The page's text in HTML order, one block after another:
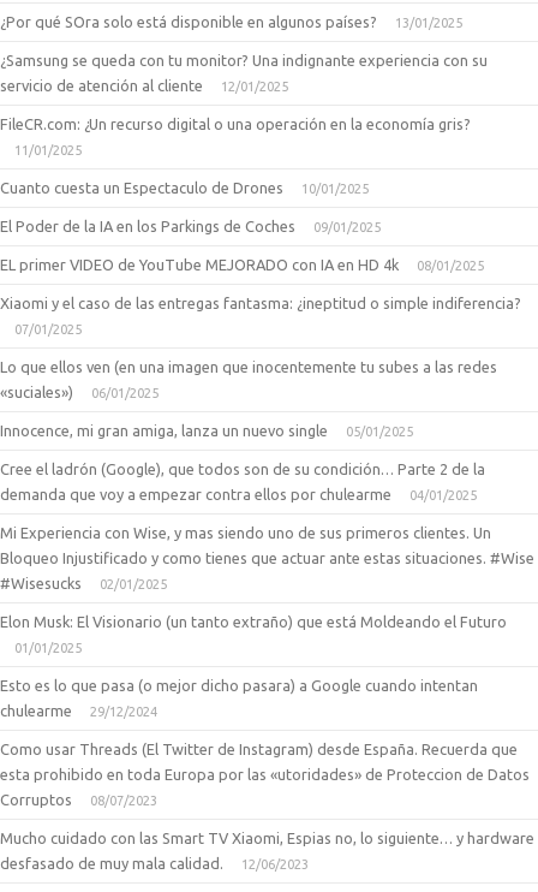
¿Por qué SOra solo está disponible en algunos países? 13/01/2025
¿Samsung se queda con tu monitor? Una indignante experiencia con su
servicio de atención al cliente
12/01/2025
FileCR.com: ¿Un recurso digital o una operación en la economía gris?
11/01/2025
Cuanto cuesta un Espectaculo de Drones 10/01/2025
El Poder de la IA en los Parkings de Coches 09/01/2025
EL primer VIDEO de YouTube MEJORADO con IA en HD 4k 08/01/2025
Xiaomi y el caso de las entregas fantasma: ¿ineptitud o simple indiferencia?
07/01/2025
Lo que ellos ven (en una imagen que inocentemente tu subes a las redes
«suciales»)
06/01/2025
Innocence, mi gran amiga, lanza un nuevo single 05/01/2025
Cree el ladrón (Google), que todos son de su condición… Parte 2 de la
demanda que voy a empezar contra ellos por chulearme
04/01/2025
Mi Experiencia con Wise, y mas siendo uno de sus primeros clientes. Un
Bloqueo Injustificado y como tienes que actuar ante estas situaciones. #Wise
#Wisesucks
02/01/2025
Elon Musk: El Visionario (un tanto extraño) que está Moldeando el Futuro
01/01/2025
Esto es lo que pasa (o mejor dicho pasara) a Google cuando intentan
chulearme
29/12/2024
Como usar Threads (El Twitter de Instagram) desde España. Recuerda que
esta prohibido en toda Europa por las «utoridades» de Proteccion de Datos
Corruptos
08/07/2023
Mucho cuidado con las Smart TV Xiaomi, Espias no, lo siguiente… y hardware
desfasado de muy mala calidad.
12/06/2023